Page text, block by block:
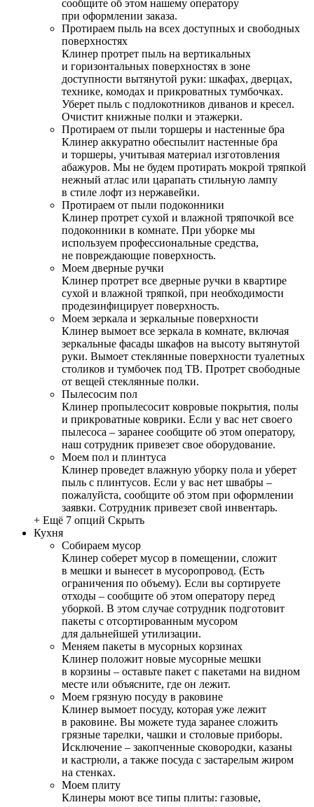
сообщите об этом нашему оператору
при оформлении заказа.
Протираем пыль на всех доступных и свободных
поверхностях
Клинер протрет пыль на вертикальных
и горизонтальных поверхностях в зоне
доступности вытянутой руки: шкафах, дверцах,
технике, комодах и прикроватных тумбочках.
Уберет пыль с подлокотников диванов и кресел.
Очистит книжные полки и этажерки.
Протираем от пыли торшеры и настенные бра
Клинер аккуратно обеспылит настенные бра
и торшеры, учитывая материал изготовления
абажуров. Мы не будем протирать мокрой тряпкой
нежный атлас или царапать стильную лампу
в стиле лофт из нержавейки.
Протираем от пыли подоконники
Клинер протрет сухой и влажной тряпочкой все
подоконники в комнате. При уборке мы
используем профессиональные средства,
не повреждающие поверхность.
Моем дверные ручки
Клинер протрет все дверные ручки в квартире
сухой и влажной тряпкой, при необходимости
продезинфицирует поверхность.
Моем зеркала и зеркальные поверхности
Клинер вымоет все зеркала в комнате, включая
зеркальные фасады шкафов на высоту вытянутой
руки. Вымоет стеклянные поверхности туалетных
столиков и тумбочек под ТВ. Протрет свободные
от вещей стеклянные полки.
Пылесосим пол
Клинер пропылесосит ковровые покрытия, полы
и прикроватные коврики. Если у вас нет своего
пылесоса – заранее сообщите об этом оператору,
наш сотрудник привезет свое оборудование.
Моем пол и плинтуса
Клинер проведет влажную уборку пола и уберет
пыль с плинтусов. Если у вас нет швабры –
пожалуйста, сообщите об этом при оформлении
заявки. Сотрудник привезет свой инвентарь.
+ Ещё 7 опций Скрыть
Кухня
Собираем мусор
Клинер соберет мусор в помещении, сложит
в мешки и вынесет в мусоропровод. (Есть
ограничения по объему). Если вы сортируете
отходы – сообщите об этом оператору перед
уборкой. В этом случае сотрудник подготовит
пакеты с отсортированным мусором
для дальнейшей утилизации.
Меняем пакеты в мусорных корзинах
Клинер положит новые мусорные мешки
в корзины – оставьте пакет с пакетами на видном
месте или объясните, где он лежит.
Моем грязную посуду в раковине
Клинер вымоет посуду, которая уже лежит
в раковине. Вы можете туда заранее сложить
грязные тарелки, чашки и столовые приборы.
Исключение – закопченные сковородки, казаны
и кастрюли, а также посуда с застарелым жиром
на стенках.
Моем плиту
Клинеры моют все типы плиты: газовые,